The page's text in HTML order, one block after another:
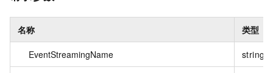
名称 类型
EventStreamingName string